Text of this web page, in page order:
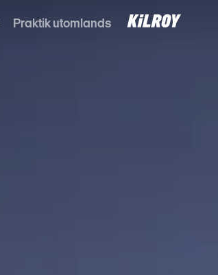
Praktik utomlands